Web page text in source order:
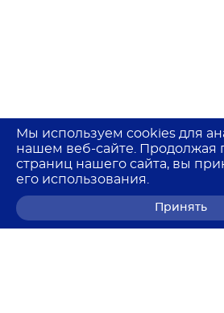
Мы используем cookies для
нашем веб-сайте. Продолжая
страниц нашего сайта, вы
его использования.
Принять